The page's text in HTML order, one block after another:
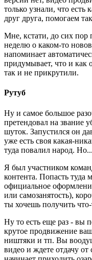
только узнали, что есть
друг друга, помогаем
Мне, кстати, до сих пор
неделю о каком-то
напоминает
придумывает, что и
так и не прикрутили.
Рутуб
Ну и самое большое
претендовал на звание
шуток. Запустился он
уже есть своя какая-
туда повалил народ.
Я был участником
контента. Попасть туда
официальное
или самозанятость),
ты хочешь получить
Ну то есть еще раз - вы
крутое продвижение
ништяки и тп. Вы
видео и ждете отдачу